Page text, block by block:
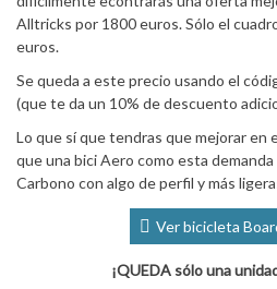
Alltricks por 1800 euros. Sólo el
euros.
Se queda a este precio usando el
(que te da un 10% de descuento
Lo que sí que tendras que mejorar en
que una bici Aero como esta
Carbono con algo de perfil y más
Ver bicicleta
¡QUEDA sólo una